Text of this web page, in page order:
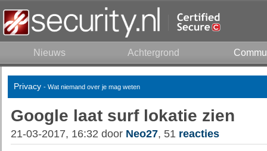
Nieuws Achtergrond
Privacy - Wat niemand over je mag weten
Google laat surf lokatie zien
21-03-2017, 16:32 door Neo27, 51 reacties